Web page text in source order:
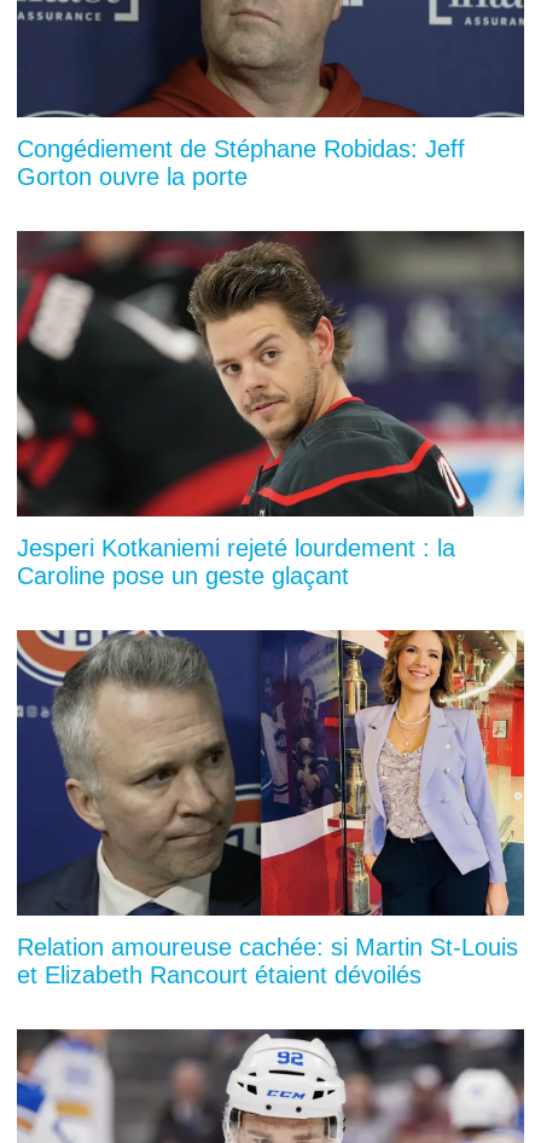
Congédiement de Stéphane Robidas: Jeff
Gorton ouvre la porte
Jesperi Kotkaniemi rejeté lourdement : la
Caroline pose un geste glaçant
Relation amoureuse cachée: si Martin St-Louis
et Elizabeth Rancourt étaient dévoilés